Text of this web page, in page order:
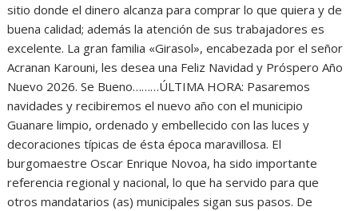
sitio donde el dinero alcanza para comprar lo que quiera y de
buena calidad; además la atención de sus trabajadores es
excelente. La gran familia «Girasol», encabezada por el señor
Acranan Karouni, les desea una Feliz Navidad y Próspero Año
Nuevo 2026. Se Bueno………ÚLTIMA HORA: Pasaremos
navidades y recibiremos el nuevo año con el municipio
Guanare limpio, ordenado y embellecido con las luces y
decoraciones típicas de ésta época maravillosa. El
burgomaestre Oscar Enrique Novoa, ha sido importante
referencia regional y nacional, lo que ha servido para que
otros mandatarios (as) municipales sigan sus pasos. De